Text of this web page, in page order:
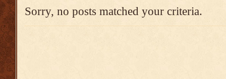
Sorry, no posts matched your criteria.